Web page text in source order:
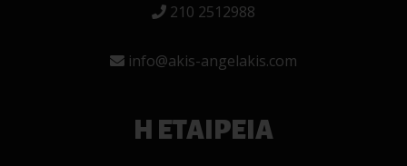
210 2512988
info@akis-angelakis.com
Η ΕΤΑΙΡΕΙΑ